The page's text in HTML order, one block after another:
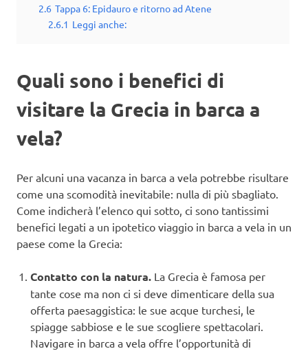
2.6 Tappa 6: Epidauro e ritorno ad Atene
2.6.1 Leggi anche:
Quali sono i benefici di
visitare la Grecia in barca a
vela?
Per alcuni una vacanza in barca a vela potrebbe risultare
come una scomodità inevitabile: nulla di più sbagliato.
Come indicherà l’elenco qui sotto, ci sono tantissimi
benefici legati a un ipotetico viaggio in barca a vela in un
paese come la Grecia:
Contatto con la natura. La Grecia è famosa per
tante cose ma non ci si deve dimenticare della sua
offerta paesaggistica: le sue acque turchesi, le
spiagge sabbiose e le sue scogliere spettacolari.
Navigare in barca a vela offre l’opportunità di